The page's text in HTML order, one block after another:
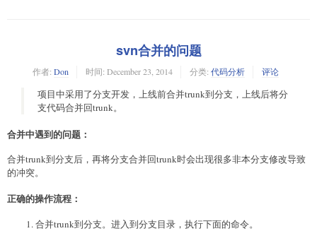
svn合并的问题
作者: Don 时间: December 23, 2014 分类: 代码分析 评论
项目中采用了分支开发，上线前合并trunk到分支，上线后将分
支代码合并回trunk。
合并中遇到的问题：
合并trunk到分支后，再将分支合并回trunk时会出现很多非本分支修改导致
的冲突。
正确的操作流程：
合并trunk到分支。进入到分支目录，执行下面的命令。